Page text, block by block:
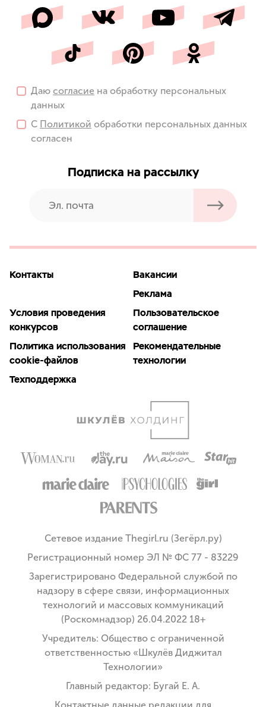
Даю согласие на обработку персональных
данных
С Политикой обработки персональных данных
согласен
Подписка на рассылку
Контакты
Вакансии
Реклама
Условия проведения
конкурсов
Пользовательское
соглашение
Политика использования
cookie-файлов
Рекомендательные
технологии
Техподдержка
Сетевое издание Thegirl.ru (Зегёрл.ру)
Регистрационный номер ЭЛ № ФС 77 - 83229
Зарегистрировано Федеральной службой по
надзору в сфере связи, информационных
технологий и массовых коммуникаций
(Роскомнадзор) 26.04.2022 18+
Учредитель: Общество с ограниченной
ответственностью «Шкулёв Диджитал
Технологии»
Главный редактор: Бугай Е. А.